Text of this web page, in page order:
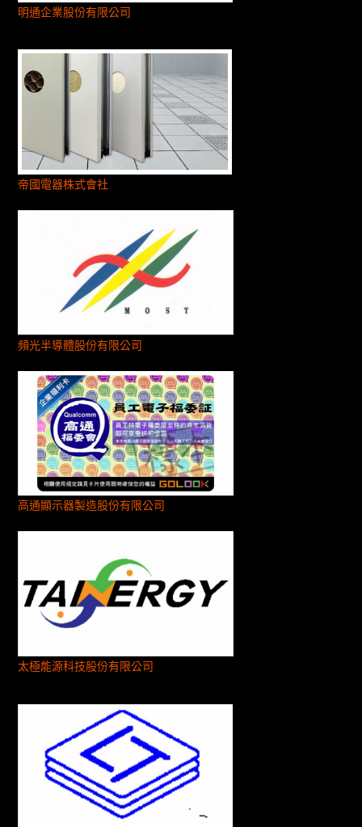
明通企業股份有限公司
帝國電器株式會社
頻光半導體股份有限公司
高通顯示器製造股份有限公司
太極能源科技股份有限公司